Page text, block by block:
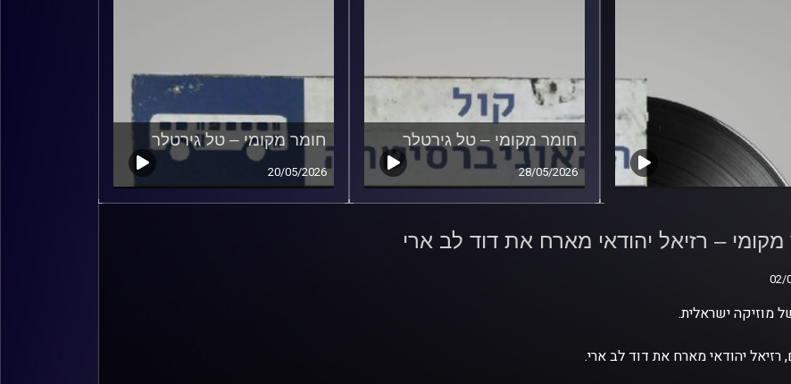
חומר מקומי – טל גירטלר
28/05/2026
חומר מקומי – טל גירטלר
20/05/2026
מקומי – רזיאל יהודאי מארח את דוד לב ארי
02/
מוזיקה ישראלית.
רזיאל יהודאי מארח את דוד לב ארי.